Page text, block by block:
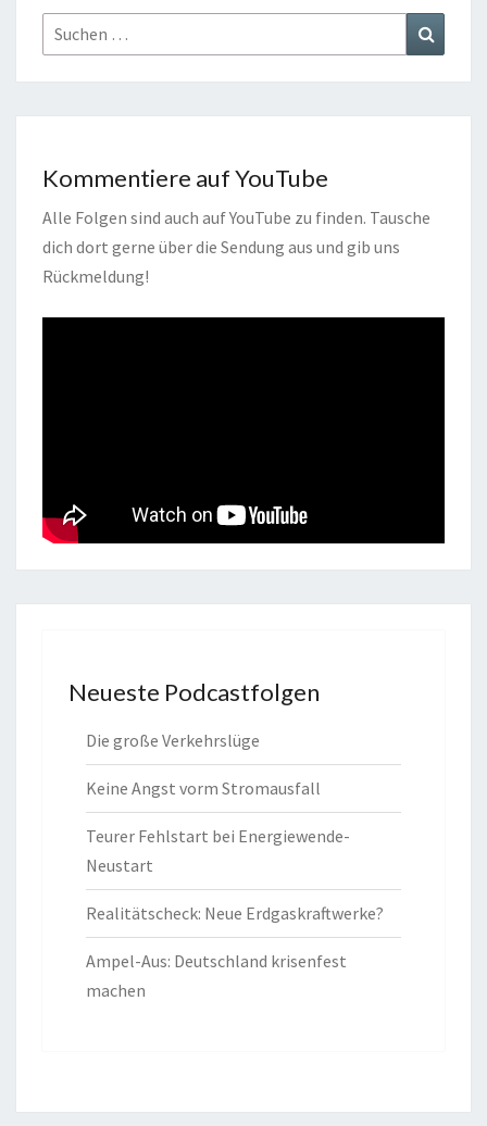
Suchen
nach:
Kommentiere auf YouTube
Alle Folgen sind auch auf YouTube zu finden. Tausche
dich dort gerne über die Sendung aus und gib uns
Rückmeldung!
Neueste Podcastfolgen
Die große Verkehrslüge
Keine Angst vorm Stromausfall
Teurer Fehlstart bei Energiewende-
Neustart
Realitätscheck: Neue Erdgaskraftwerke?
Ampel-Aus: Deutschland krisenfest
machen